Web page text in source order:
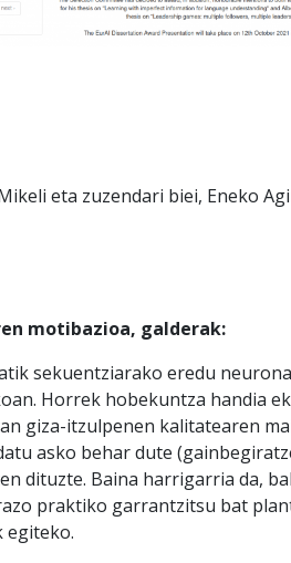
eta zuzendari biei, Eneko
motibazioa, galderak:
sekuentziarako eredu
Horrek hobekuntza handia
giza-itzulpenen kalitatearen
asko behar dute
dituzte. Baina harrigarria da,
praktiko garrantzitsu bat
egiteko.